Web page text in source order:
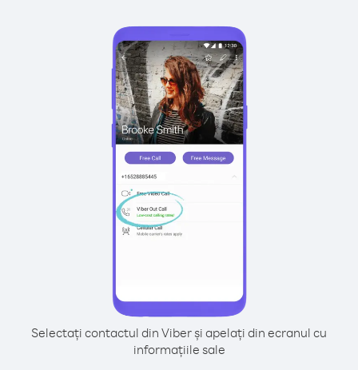
Selectați contactul din Viber și apelați din ecranul cu
informațiile sale